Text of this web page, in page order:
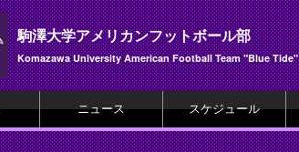
駒澤大学アメリカンフットボール部
Komazawa University American Football Team "Blue Tide"
ニュース スケジュール